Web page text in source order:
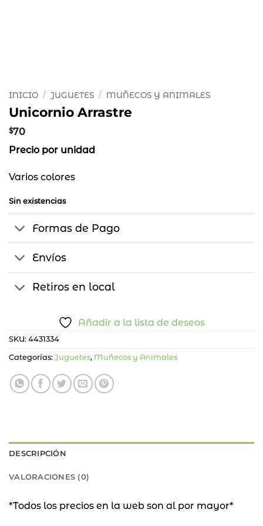
INICIO / JUGUETES / MUÑECOS Y ANIMALES
Unicornio Arrastre
$70
Precio por unidad
Varios colores
Sin existencias
Formas de Pago
Envíos
Retiros en local
Añadir a la lista de deseos
SKU: 4431334
Categorías: Juguetes, Muñecos y Animales
DESCRIPCIÓN
VALORACIONES (0)
*Todos los precios en la web son al por mayor*